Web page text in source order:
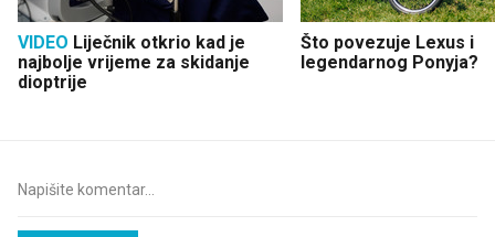
VIDEO
najbolje vrijeme za skidanje
dioptrije
Što povezuje Lexus i
legendarnog Ponyja?